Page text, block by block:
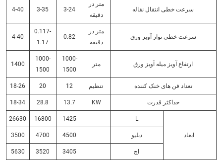
سرعت خطی انتقال نقاله
متر در
دقیقه
3-24
3-35
4-40
سرعت خطی نوار آویز ورق
متر در
دقیقه
0.82
0.117-
1.17
4-40
ارتفاع آویز میله آویز ورق متر
1000-
1500
1000-
1500
1400
تعداد فن های خنک کننده تنظیم 12
20
18-26
حداکثر قدرت KW
13.7
28.8
18-34
ابعاد
L
1425
16800
26630
دبلیو 4500
4700
3500
اچ 3405
3520
5630